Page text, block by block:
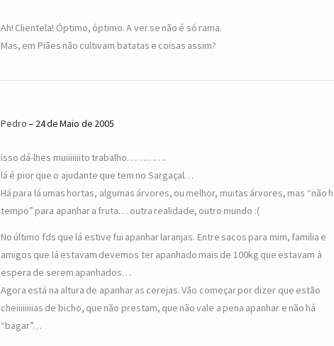
Ah! Clientela! Óptimo, óptimo. A ver se não é só rama.
Mas, em Piães não cultivam batatas e coisas assim?
Pedro 24 de Maio de 2005
isso dá-lhes muiiiiiiito trabalho………….
lá é pior que o ajudante que tem no Sargaçal…
Há para lá umas hortas, algumas árvores, ou melhor, muitas árvores, mas “não
tempo” para apanhar a fruta… outra realidade, outro mundo :(
No último fds que lá estive fui apanhar laranjas. Entre sacos para mim, familia e
amigos que lá estavam devemos ter apanhado mais de 100kg que estavam à
espera de serem apanhados…
Agora está na altura de apanhar as cerejas. Vão começar por dizer que estão
cheiiiiiiiias de bicho, que não prestam, que não vale a pena apanhar e não há
“bagar”…